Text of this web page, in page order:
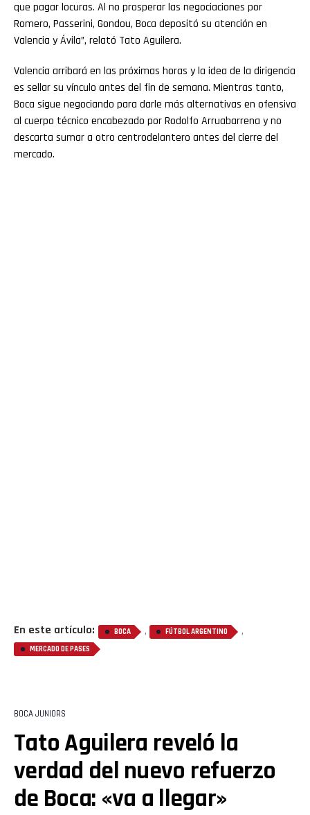
que pagar locuras. Al no prosperar las negociaciones por
Romero, Passerini, Gondou, Boca depositó su atención en
Valencia y Ávila”, relató Tato Aguilera.
Valencia arribará en las próximas horas y la idea de la dirigencia
es sellar su vínculo antes del fin de semana. Mientras tanto,
Boca sigue negociando para darle más alternativas en ofensiva
al cuerpo técnico encabezado por Rodolfo Arruabarrena y no
descarta sumar a otro centrodelantero antes del cierre del
mercado.
En este artículo: BOCA , FÚTBOL ARGENTINO ,
MERCADO DE PASES
BOCA JUNIORS
Tato Aguilera reveló la
verdad del nuevo refuerzo
de Boca: «va a llegar»